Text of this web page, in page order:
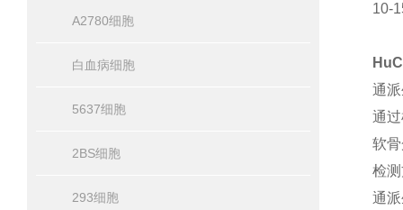
A2780细胞
白血病细胞
5637细胞
2BS细胞
293细胞
10-
通
通
软
检
通